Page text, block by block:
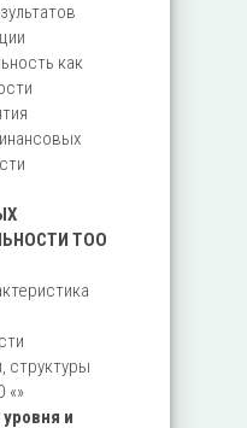
как
ТОО
структуры
«»
и